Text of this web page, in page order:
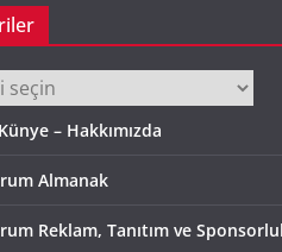
– Hakkımızda
Almanak
Reklam, Tanıtım ve